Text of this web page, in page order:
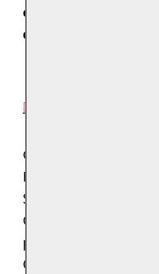
expediate cu
colet.
Geaca de piele
Brand: Gipsy
Suprafață: piele
Căptușeală: Corp:
poliester
Quilting pe umeri